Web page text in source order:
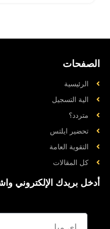
الصفحات
الرئيسية
الية التسجيل
متردد؟
تحضیر ایلتس
التقوية العامة
کل المقالات
أدخل بريدك الإلكتروني